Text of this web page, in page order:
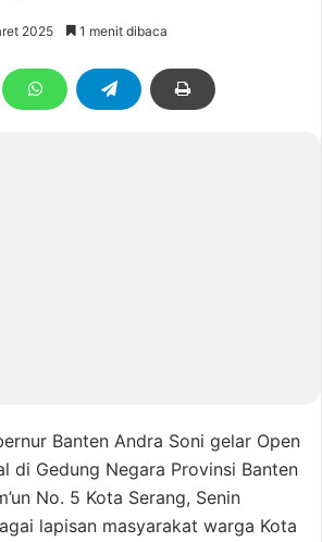
2025 1 menit dibaca
Banten Andra Soni gelar Open
di Gedung Negara Provinsi Banten
No. 5 Kota Serang, Senin
lapisan masyarakat warga Kota